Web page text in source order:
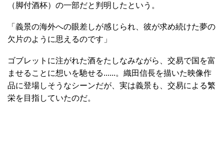
（脚付酒杯）の一部だと判明したという。
「義景の海外への眼差しが感じられ、彼が求め続けた夢の
欠片のように思えるのです」
ゴブレットに注がれた酒をたしなみながら、交易で国を富
ませることに想いを馳せる......。織田信長を描いた映像作
品に登場しそうなシーンだが、実は義景も、交易による繁
栄を目指していたのだ。